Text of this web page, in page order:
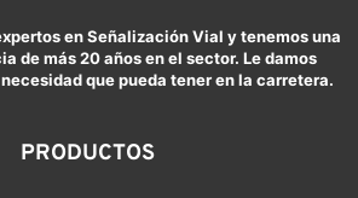
en Señalización Vial y tenemos una
de más 20 años en el sector. Le damos
que pueda tener en la carretera.
PRODUCTOS